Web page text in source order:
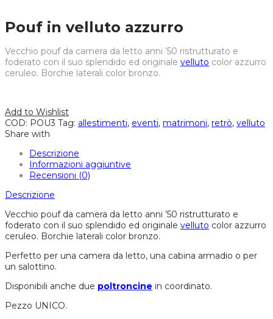
Pouf in velluto azzurro
Vecchio pouf da camera da letto anni ’50 ristrutturato e
foderato con il suo splendido ed originale velluto color azzurro
ceruleo. Borchie laterali color bronzo.
Add to Wishlist
COD: POU3 Tag: allestimenti, eventi, matrimoni, retrò, velluto
Share with
Descrizione
Informazioni aggiuntive
Recensioni (0)
Descrizione
Vecchio pouf da camera da letto anni ’50 ristrutturato e
foderato con il suo splendido ed originale velluto color azzurro
ceruleo. Borchie laterali color bronzo.
Perfetto per una camera da letto, una cabina armadio o per
un salottino.
Disponibili anche due poltroncine in coordinato.
Pezzo UNICO.